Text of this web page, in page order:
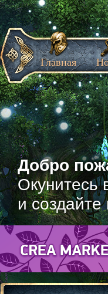
Добро
Окунитесь
и
Главная